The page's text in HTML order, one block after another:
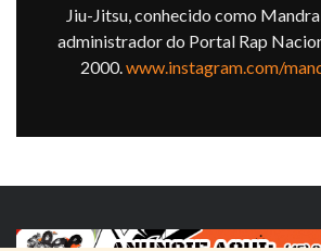
Jiu-Jitsu, conhecido como
administrador do Portal Rap
2000.www.instagram.com/